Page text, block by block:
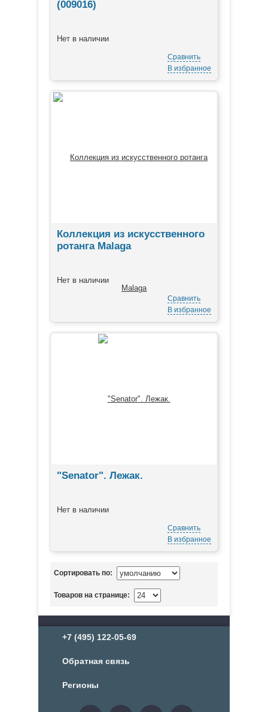
(009016)
Нет в наличии
Сравнить
В избранное
Коллекция из искусственного
ротанга Malaga
Нет в наличии
Сравнить
В избранное
"Senator". Лежак.
Нет в наличии
Сравнить
В избранное
Сортировать по:
Товаров на странице:
+7 (495) 122-05-69
Обратная связь
Регионы